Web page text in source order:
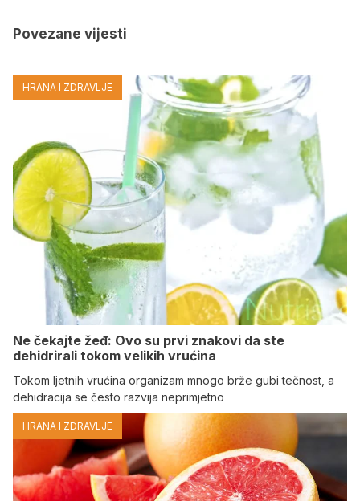
Povezane vijesti
HRANA I ZDRAVLJE
Ne čekajte žeđ: Ovo su prvi znakovi da ste
dehidrirali tokom velikih vrućina
Tokom ljetnih vrućina organizam mnogo brže gubi tečnost, a
dehidracija se često razvija neprimjetno
HRANA I ZDRAVLJE